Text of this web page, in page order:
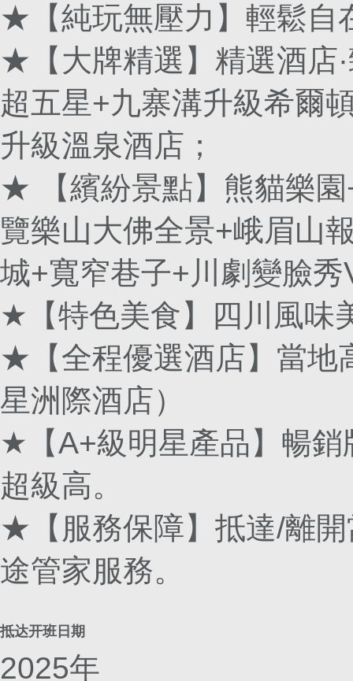
★【純玩無壓力】輕鬆自
★【大牌精選】精選酒店
超五星+九寨溝升級希爾
升級溫泉酒店；
★ 【繽紛景點】熊貓樂
覽樂山大佛全景+峨眉山
城+寬窄巷子+川劇變臉秀
★【特色美食】四川風味
★【全程優選酒店】當地
星洲際酒店）
★【A+級明星產品】暢銷
超級高。
★【服務保障】抵達/離
途管家服務。
抵达开班日期
2025年